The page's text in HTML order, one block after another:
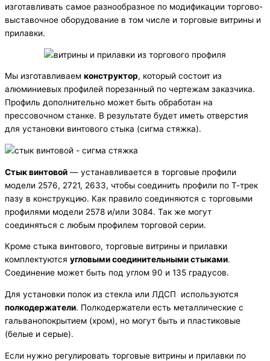
изготавливать самое разнообразное по модификации торгово-
выставочное оборудование в том числе и торговые витрины и
прилавки.
Мы изготавливаем конструктор, который состоит из
алюминиевых профилей порезанный по чертежам заказчика.
Профиль дополнительно может быть обработан на
прессовочном станке. В результате будет иметь отверстия
для установки винтового стыка (сигма стяжка).
Стык винтовой — устанавливается в торговые профили
модели 2576, 2721, 2633, чтобы соединить профили по Т-трек
пазу в конструкцию. Как правило соединяются с торговыми
профилями модели 2578 и/или 3084. Так же могут
соединяться с любым профилем торговой серии.
Кроме стыка винтового, торговые витрины и прилавки
комплектуются угловыми соединительными стыками.
Соединение может быть под углом 90 и 135 градусов.
Для установки полок из стекла или ЛДСП используются
полкодержатели. Полкодержатели есть металлические с
гальванопокрытием (хром), но могут быть и пластиковые
(белые и серые).
Если нужно регулировать торговые витрины и прилавки по